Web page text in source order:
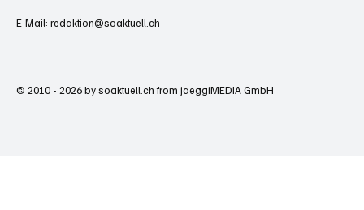
E-Mail: redaktion@soaktuell.ch
© 2010 - 2026 by soaktuell.ch from jaeggiMEDIA GmbH